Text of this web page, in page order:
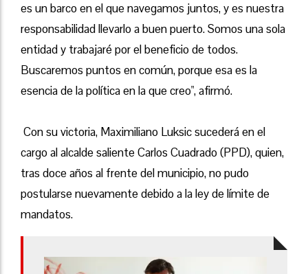
es un barco en el que navegamos juntos, y es nuestra
responsabilidad llevarlo a buen puerto. Somos una sola
entidad y trabajaré por el beneficio de todos.
Buscaremos puntos en común, porque esa es la
esencia de la política en la que creo", afirmó.
Con su victoria, Maximiliano Luksic sucederá en el
cargo al alcalde saliente Carlos Cuadrado (PPD), quien,
tras doce años al frente del municipio, no pudo
postularse nuevamente debido a la ley de límite de
mandatos.